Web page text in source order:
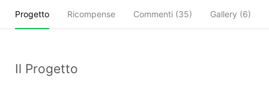
Progetto Ricompense Commenti (35) Gallery (6)
Il Progetto